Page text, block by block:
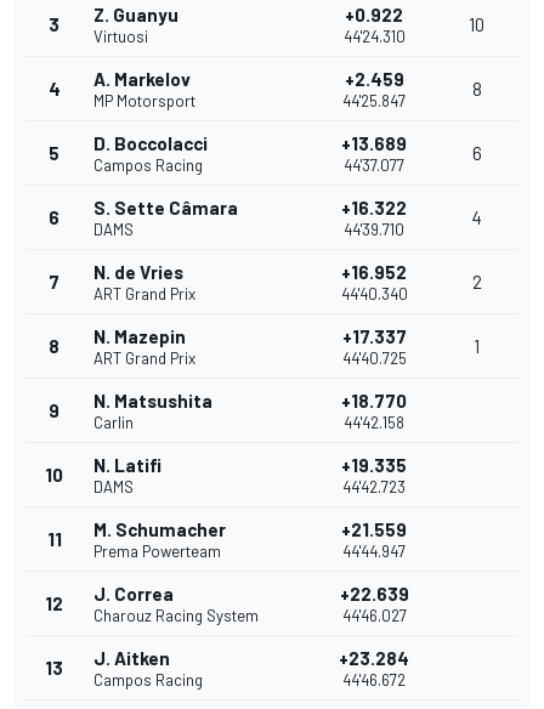
3 Z. Guanyu
Virtuosi
+0.922
44'24.310
10
4 A. Markelov
MP Motorsport
+2.459
44'25.847
8
5 D. Boccolacci
Campos Racing
+13.689
44'37.077
6
6 S. Sette Câmara
DAMS
+16.322
44'39.710
4
7 N. de Vries
ART Grand Prix
+16.952
44'40.340
2
8 N. Mazepin
ART Grand Prix
+17.337
44'40.725
1
9 N. Matsushita
Carlin
+18.770
44'42.158
10 N. Latifi
DAMS
+19.335
44'42.723
11 M. Schumacher
Prema Powerteam
+21.559
44'44.947
12 J. Correa
Charouz Racing System
+22.639
44'46.027
13 J. Aitken
Campos Racing
+23.284
44'46.672